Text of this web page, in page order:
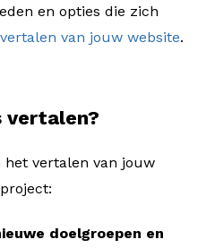
en opties die zich
vertalen van jouw website.
vertalen?
het vertalen van jouw
doelgroepen en